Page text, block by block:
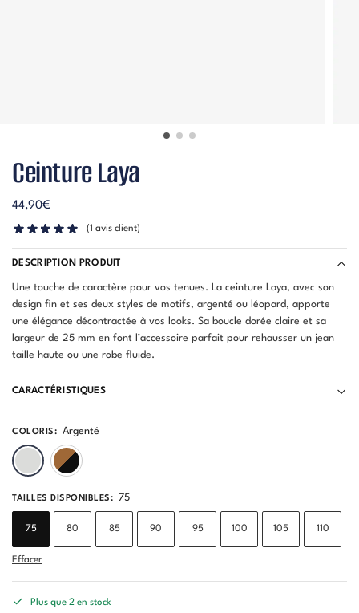
Ceinture Laya
44,90€
(1 avis client)
DESCRIPTION PRODUIT
Une touche de caractère pour vos tenues. La ceinture Laya, avec son
design fin et ses deux styles de motifs, argenté ou léopard, apporte
une élégance décontractée à vos looks. Sa boucle dorée claire et sa
largeur de 25 mm en font l’accessoire parfait pour rehausser un jean
taille haute ou une robe fluide.
CARACTÉRISTIQUES
COLORIS: Argenté
TAILLES DISPONIBLES: 75
75 80 85 90 95 100 105 110
Effacer
Plus que 2 en stock